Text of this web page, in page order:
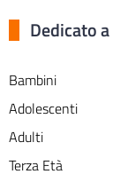
Dedicato a
Bambini
Adolescenti
Adulti
Terza Età